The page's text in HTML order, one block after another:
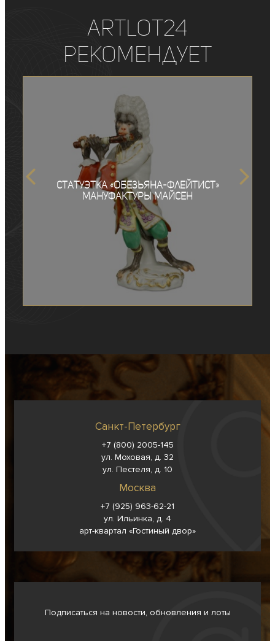
ArtLot24
рекомендует
Статуэтка «Обезьяна-флейтист»
мануфактуры Майсен
Санкт-Петербург
+7 (800) 2005-145
ул. Моховая, д. 32
ул. Пестеля, д. 10
Москва
+7 (925) 963-62-21
ул. Ильинка, д. 4
арт-квартал «Гостиный двор»
Подписаться на новости, обновления и лоты